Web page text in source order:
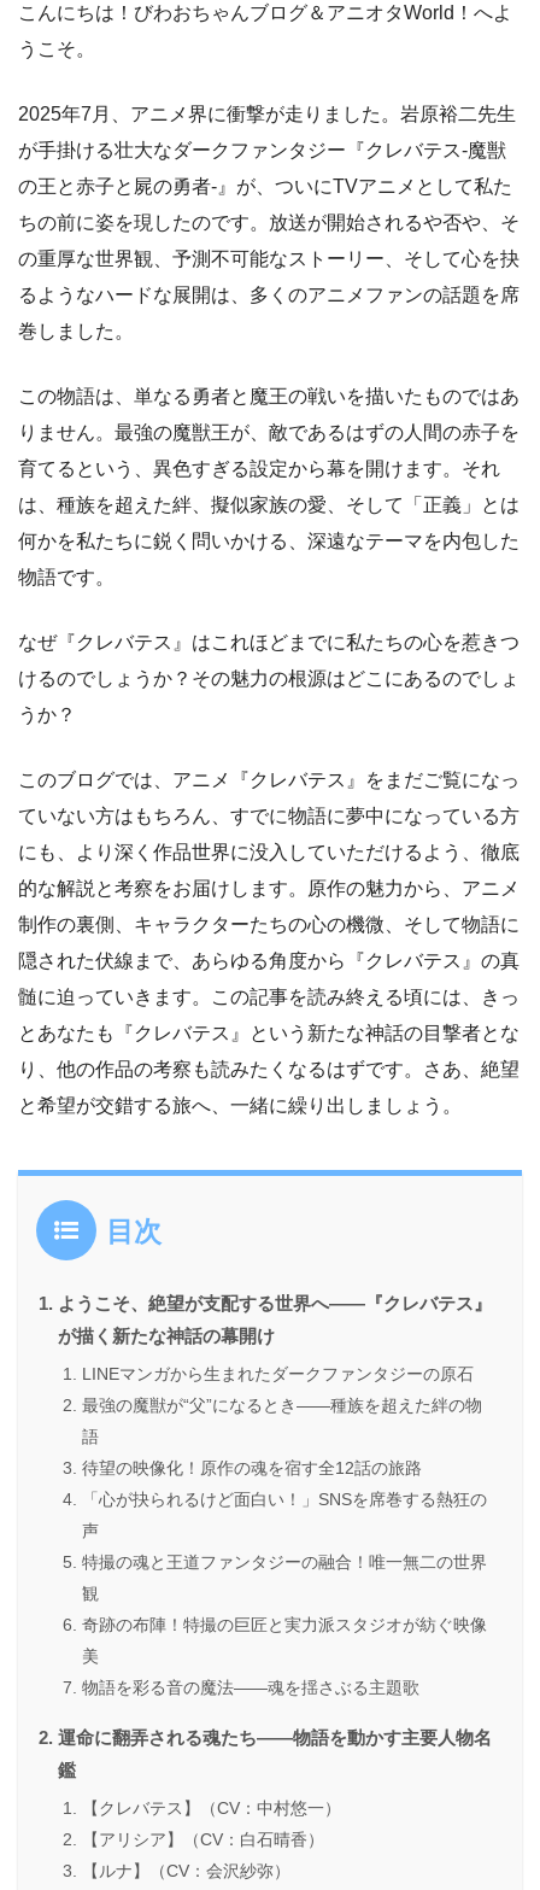
こんにちは！びわおちゃんブログ＆アニオタWorld！へよ
うこそ。
2025年7月、アニメ界に衝撃が走りました。岩原裕二先生
が手掛ける壮大なダークファンタジー『クレバテス-魔獣
の王と赤子と屍の勇者-』が、ついにTVアニメとして私た
ちの前に姿を現したのです。放送が開始されるや否や、そ
の重厚な世界観、予測不可能なストーリー、そして心を抉
るようなハードな展開は、多くのアニメファンの話題を席
巻しました。
この物語は、単なる勇者と魔王の戦いを描いたものではあ
りません。最強の魔獣王が、敵であるはずの人間の赤子を
育てるという、異色すぎる設定から幕を開けます。それ
は、種族を超えた絆、擬似家族の愛、そして「正義」とは
何かを私たちに鋭く問いかける、深遠なテーマを内包した
物語です。
なぜ『クレバテス』はこれほどまでに私たちの心を惹きつ
けるのでしょうか？その魅力の根源はどこにあるのでしょ
うか？
このブログでは、アニメ『クレバテス』をまだご覧になっ
ていない方はもちろん、すでに物語に夢中になっている方
にも、より深く作品世界に没入していただけるよう、徹底
的な解説と考察をお届けします。原作の魅力から、アニメ
制作の裏側、キャラクターたちの心の機微、そして物語に
隠された伏線まで、あらゆる角度から『クレバテス』の真
髄に迫っていきます。この記事を読み終える頃には、きっ
とあなたも『クレバテス』という新たな神話の目撃者とな
り、他の作品の考察も読みたくなるはずです。さあ、絶望
と希望が交錯する旅へ、一緒に繰り出しましょう。
目次
ようこそ、絶望が支配する世界へ——『クレバテス』
が描く新たな神話の幕開け
LINEマンガから生まれたダークファンタジーの原石
最強の魔獣が“父”になるとき——種族を超えた絆の物
語
待望の映像化！原作の魂を宿す全12話の旅路
「心が抉られるけど面白い！」SNSを席巻する熱狂の
声
特撮の魂と王道ファンタジーの融合！唯一無二の世界
観
奇跡の布陣！特撮の巨匠と実力派スタジオが紡ぐ映像
美
物語を彩る音の魔法——魂を揺さぶる主題歌
運命に翻弄される魂たち——物語を動かす主要人物名
鑑
【クレバテス】（CV：中村悠一）
【アリシア】（CV：白石晴香）
【ルナ】（CV：会沢紗弥）